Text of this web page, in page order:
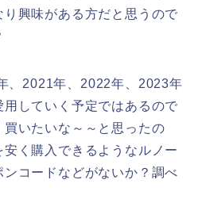
興味がある方だと思うので
、2021年、2022年、2023年
していく予定ではあるので
いたいな～～と思ったの
く購入できるようなルノー
コードなどがないか？調べ